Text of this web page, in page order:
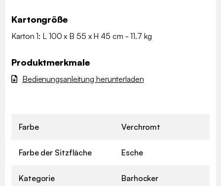
Kartongröße
Karton 1: L 100 x B 55 x H 45 cm - 11.7 kg
Produktmerkmale
Bedienungsanleitung herunterladen
Farbe Verchromt
Farbe der Sitzfläche Esche
Kategorie Barhocker